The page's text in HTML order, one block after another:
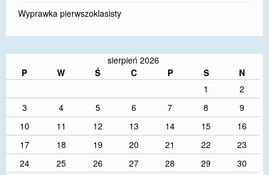
Wyprawka pierwszoklasisty
sierpień 2026
P
W Ś C P S
N
1
2
3
4 5 6 7 8
9
10
11 12 13 14 15
16
17
18 19 20 21 22
23
24
25 26 27 28 29
30